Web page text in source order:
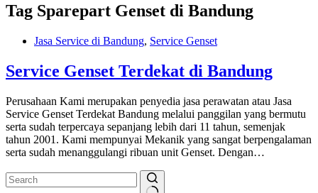
Tag Sparepart Genset di Bandung
Jasa Service di Bandung, Service Genset
Service Genset Terdekat di Bandung
Perusahaan Kami merupakan penyedia jasa perawatan atau Jasa
Service Genset Terdekat Bandung melalui panggilan yang bermutu
serta sudah terpercaya sepanjang lebih dari 11 tahun, semenjak
tahun 2001. Kami mempunyai Mekanik yang sangat berpengalaman
serta sudah menanggulangi ribuan unit Genset. Dengan…